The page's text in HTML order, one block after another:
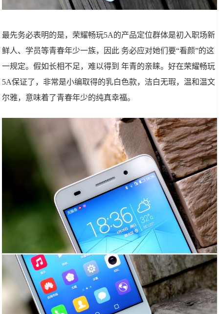
最先务必表明的是，荣耀畅玩5A的产品定位群体是初入职场新
鲜人、学员等青春年少一族，因此 务必应对她们要“看颜”的这
一规定。假如长相不足，难以得到 年青的亲睐。好在荣耀畅玩
5A保证了，非常是小编取得的乳白色款，洁白无瑕，温和温文
尔雅，意味着了青春年少的纯真幸福。